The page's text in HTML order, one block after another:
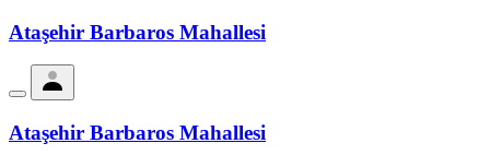
Ataşehir Barbaros Mahallesi
Ataşehir Barbaros Mahallesi